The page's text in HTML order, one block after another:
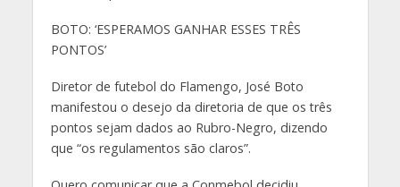
BOTO: ‘ESPERAMOS GANHAR ESSES TRÊS
PONTOS’
Diretor de futebol do Flamengo, José Boto
manifestou o desejo da diretoria de que os três
pontos sejam dados ao Rubro-Negro, dizendo
que “os regulamentos são claros”.